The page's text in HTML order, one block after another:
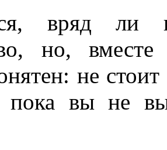
вряд ли
но,
не
вы не